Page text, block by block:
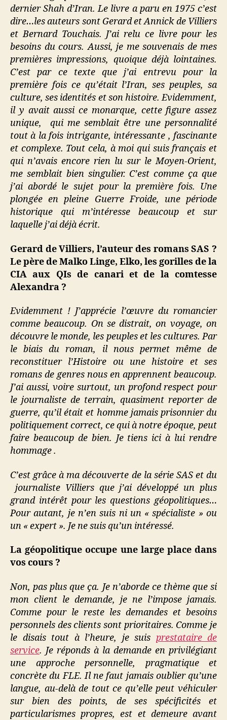
dernier Shah d’Iran. Le livre a paru en 1975 c’est
dire…les auteurs sont Gerard et Annick de Villiers
et Bernard Touchais. J’ai relu ce livre pour les
besoins du cours. Aussi, je me souvenais de mes
premières impressions, quoique déjà lointaines.
C’est par ce texte que j’ai entrevu pour la
première fois ce qu’était l’Iran, ses peuples, sa
culture, ses identités et son histoire. Evidemment,
il y avait aussi ce monarque, cette figure assez
unique, qui me semblait être une personnalité
tout à la fois intrigante, intéressante , fascinante
et complexe. Tout cela, à moi qui suis français et
qui n’avais encore rien lu sur le Moyen-Orient,
me semblait bien singulier. C’est comme ça que
j’ai abordé le sujet pour la première fois. Une
plongée en pleine Guerre Froide, une période
historique qui m’intéresse beaucoup et sur
laquelle j’ai déjà écrit.
Gerard de Villiers, l’auteur des romans SAS ?
Le père de Malko Linge, Elko, les gorilles de la
CIA aux QIs de canari et de la comtesse
Alexandra ?
Evidemment ! J’apprécie l’œuvre du romancier
comme beaucoup. On se distrait, on voyage, on
découvre le monde, les peuples et les cultures. Par
le biais du roman, il nous permet même de
reconstituer l’Histoire ou une histoire et ses
romans de genres nous en apprennent beaucoup.
J’ai aussi, voire surtout, un profond respect pour
le journaliste de terrain, quasiment reporter de
guerre, qu’il était et homme jamais prisonnier du
politiquement correct, ce qui à notre époque, peut
faire beaucoup de bien. Je tiens ici à lui rendre
hommage .
C’est grâce à ma découverte de la série SAS et du
journaliste Villiers que j’ai développé un plus
grand intérêt pour les questions géopolitiques…
Pour autant, je n’en suis ni un « spécialiste » ou
un « expert ». Je ne suis qu’un intéressé.
La géopolitique occupe une large place dans
vos cours ?
Non, pas plus que ça. Je n’aborde ce thème que si
mon client le demande, je ne l’impose jamais.
Comme pour le reste les demandes et besoins
personnels des clients sont prioritaires. Comme je
le disais tout à l’heure, je suis prestataire de
service. Je réponds à la demande en privilégiant
une approche personnelle, pragmatique et
concrète du FLE. Il ne faut jamais oublier qu’une
langue, au-delà de tout ce qu’elle peut véhiculer
sur bien des points, de ses spécificités et
particularismes propres, est et demeure avant